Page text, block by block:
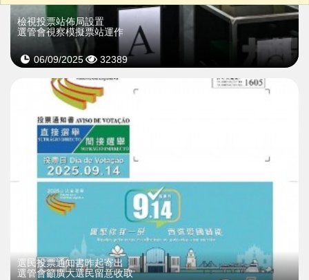
檢視投票站佈局設置
選管會視察模擬票站運作
06/09/2025 32389
選民投票通知書昨起寄出
選管會籲廣大選民留意收取